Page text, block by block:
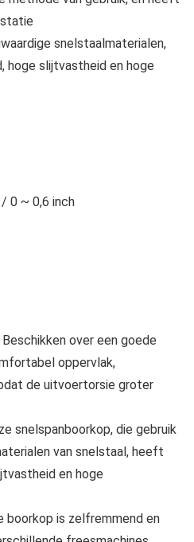
snelstaalmaterialen,
hoge slijtvastheid en hoge
0 ~ 0,6 inch
over een goede
oppervlak,
de uitvoertorsie groter
snelspanboorkop, die gebruik
van snelstaal, heeft
en hoge
boorkop is zelfremmend en